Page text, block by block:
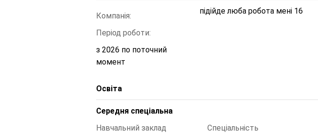
Компанія:
Період роботи:
з 2026 по поточний
момент
підійде люба робота мені 16
Освіта
Середня спеціальна
Навчальний заклад
Спеціальність